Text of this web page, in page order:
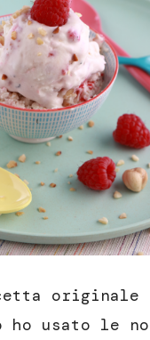
originale
usato le